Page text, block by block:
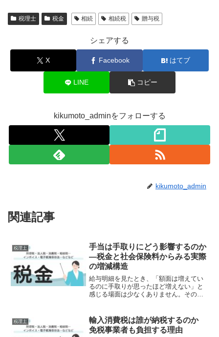
税理士 税金 相続 相続税 贈与税
シェアする
X Facebook はてブ
LINE コピー
kikumoto_adminをフォローする
kikumoto_admin
関連記事
税理士
手当は手取りにどう影響するのか
―税金と社会保険料からみる実際
の増減構造
給与明細を見たとき、「額面は増えてい
るのに手取りが思ったほど増えない」と
感じる場面は少なくありません。その背
構造があります。特に手当の増減は、こ
の構造に直接影響を与えま...
税理士
輸入消費税は誰が納税するのか
免税事業者も負担する理由